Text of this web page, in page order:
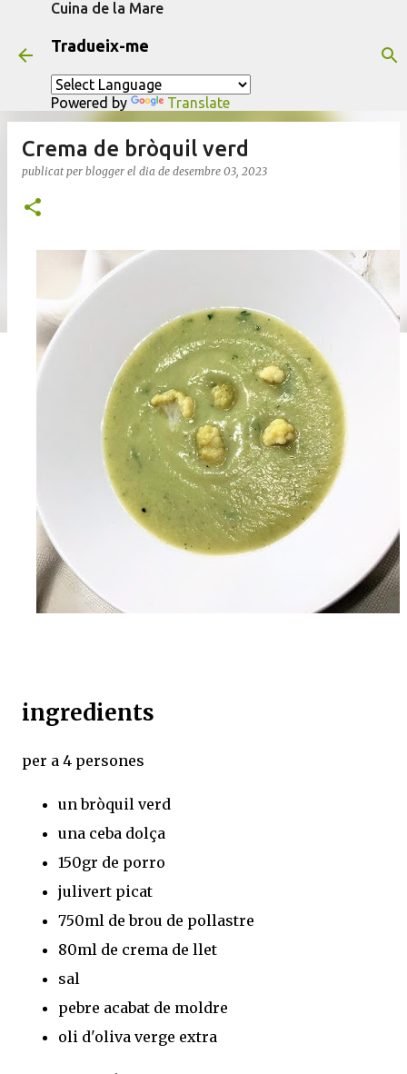
Cuina de la Mare
Tradueix-me
Powered by Translate
Crema de bròquil verd
publicat per blogger el dia de desembre 03, 2023
ingredients
per a 4 persones
un bròquil verd
una ceba dolça
150gr de porro
julivert picat
750ml de brou de pollastre
80ml de crema de llet
sal
pebre acabat de moldre
oli d'oliva verge extra